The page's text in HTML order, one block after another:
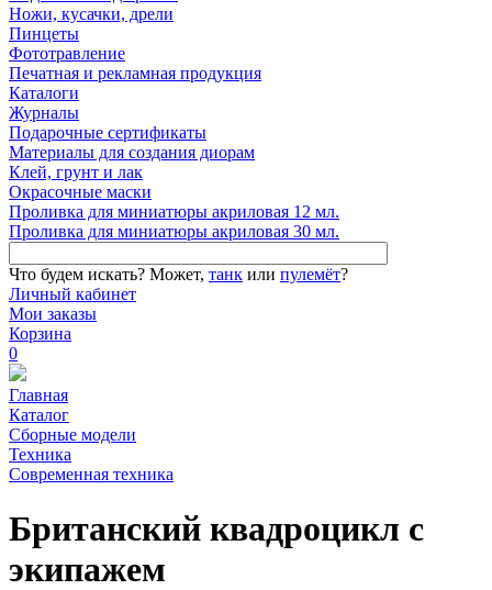
Ножи, кусачки, дрели
Пинцеты
Фототравление
Печатная и рекламная продукция
Каталоги
Журналы
Подарочные сертификаты
Материалы для создания диорам
Клей, грунт и лак
Окрасочные маски
Проливка для миниатюры акриловая 12 мл.
Проливка для миниатюры акриловая 30 мл.
Что будем искать? Может, танк или пулемёт?
Личный кабинет
Мои заказы
Корзина
0
Главная
Каталог
Сборные модели
Техника
Современная техника
Британский квадроцикл с
экипажем